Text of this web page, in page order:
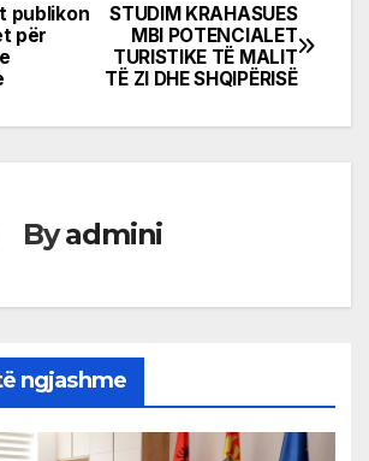
STUDIM KRAHASUES
MBI POTENCIALET
TURISTIKE TË MALIT
TË ZI DHE SHQIPËRISË
publikon
për
Byadmini
ngjashme